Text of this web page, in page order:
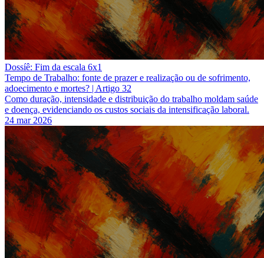
Dossíê: Fim da escala 6x1
Tempo de Trabalho: fonte de prazer e realização ou de sofrimento,
adoecimento e mortes? | Artigo 32
Como duração, intensidade e distribuição do trabalho moldam saúde
e doença, evidenciando os custos sociais da intensificação laboral.
24 mar 2026